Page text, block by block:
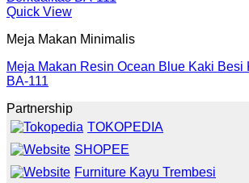
Quick View
Meja Makan Minimalis
Meja Makan Resin Ocean Blue Kaki Besi
BA-111
Partnership
TOKOPEDIA
SHOPEE
Furniture Kayu Trembesi